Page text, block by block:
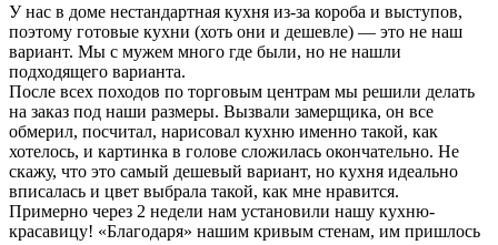
У нас в доме нестандартная кухня из-за короба и выступов,
поэтому готовые кухни (хоть они и дешевле) — это не наш
вариант. Мы с мужем много где были, но не нашли
подходящего варианта.
После всех походов по торговым центрам мы решили делать
на заказ под наши размеры. Вызвали замерщика, он все
обмерил, посчитал, нарисовал кухню именно такой, как
хотелось, и картинка в голове сложилась окончательно. Не
скажу, что это самый дешевый вариант, но кухня идеально
вписалась и цвет выбрала такой, как мне нравится.
Примерно через 2 недели нам установили нашу кухню-
красавицу! «Благодаря» нашим кривым стенам, им пришлось